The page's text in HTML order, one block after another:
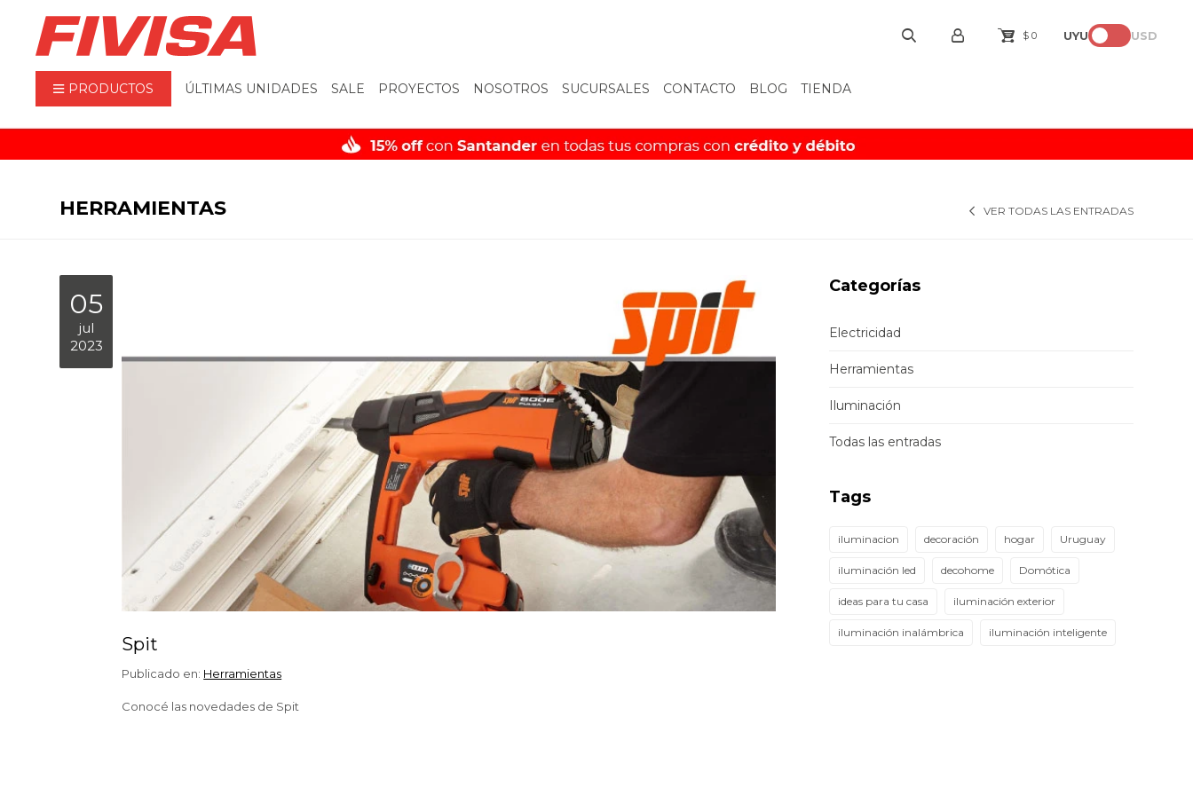
PRODUCTOS ÚLTIMAS UNIDADES SALE PROYECTOS NOSOTROS SUCURSALES CONTACTO BLOG TIENDA
$ 0 UYU USD
HERRAMIENTAS VER TODAS LAS ENTRADAS
Spit
05
jul
2023
Publicado en: Herramientas
Conocé las novedades de Spit
Categorías
Electricidad
Herramientas
Iluminación
Todas las entradas
Tags
iluminacion decoración hogar Uruguay
iluminación led decohome Domótica
ideas para tu casa iluminación exterior
iluminación inalámbrica iluminación inteligente